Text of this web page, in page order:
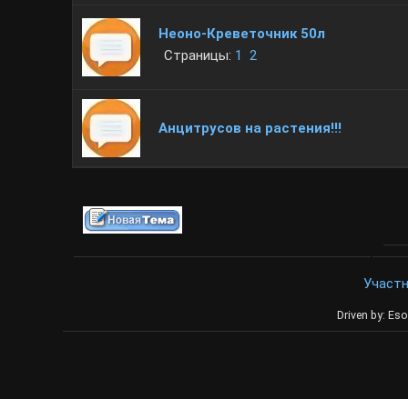
Неоно-Креветочник 50л
Страницы: 1 2
Анцитрусов на растения!!!
Driven by: